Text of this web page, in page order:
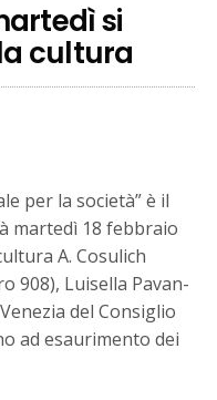
si
cultura
per la società” è il
martedì 18 febbraio
A. Cosulich
908), Luisella Pavan-
del Consiglio
ad esaurimento dei